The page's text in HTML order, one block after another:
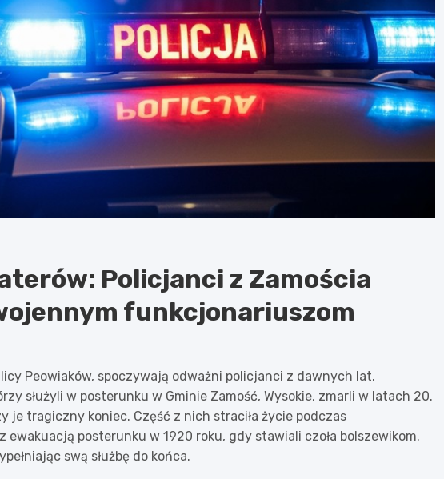
Policjanci z Zamościa
funkcjonariuszom
Peowiaków, spoczywają odważni policjanci z dawnych lat.
służyli w posterunku w Gminie Zamość, Wysokie, zmarli w latach 20.
je tragiczny koniec. Część z nich straciła życie podczas
posterunku w 1920 roku, gdy stawiali czoła bolszewikom.
swą służbę do końca.